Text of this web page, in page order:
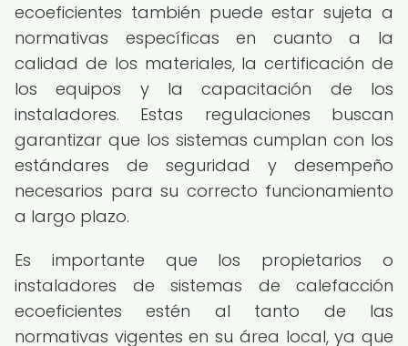
ecoeficientes también puede estar sujeta a
normativas específicas en cuanto a la
calidad de los materiales, la certificación de
los equipos y la capacitación de los
instaladores. Estas regulaciones buscan
garantizar que los sistemas cumplan con los
estándares de seguridad y desempeño
necesarios para su correcto funcionamiento
a largo plazo.
Es importante que los propietarios o
instaladores de sistemas de calefacción
ecoeficientes estén al tanto de las
normativas vigentes en su área local, ya que